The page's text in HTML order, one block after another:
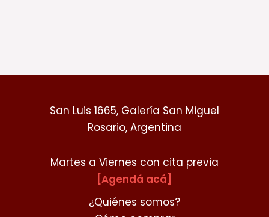
San Luis 1665, Galería San Miguel
Rosario, Argentina
Martes a Viernes con cita previa
[Agendá acá]
¿Quiénes somos?